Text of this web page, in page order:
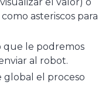
asteriscos para
que le podremos
al robot.
global el proceso